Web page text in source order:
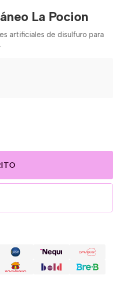
La Pocion
artificiales de disulfuro para